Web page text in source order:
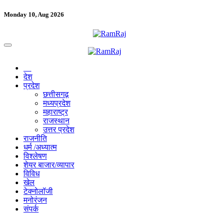
Monday 10, Aug 2026
देश
प्रदेश
छत्तीसगढ़
मध्यप्रदेश
महाराष्ट्र
राजस्थान
उत्तर प्रदेश
राजनीति
धर्म /अध्यात्म
विश्लेषण
शेयर बाजार/व्यापार
विविध
खेल
टेक्नोलॉजी
मनोरंजन
संपर्क